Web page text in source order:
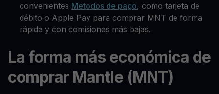
convenientes Metodos de pago, como tarjeta de
débito o Apple Pay para comprar MNT de forma
rápida y con comisiones más bajas.
La forma más económica de
comprar Mantle (MNT)